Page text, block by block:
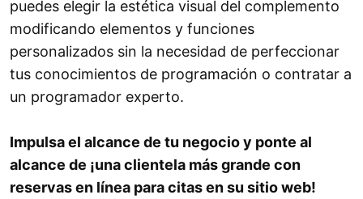
puedes elegir la estética visual del complemento
modificando elementos y funciones
personalizados sin la necesidad de perfeccionar
tus conocimientos de programación o contratar a
un programador experto.
Impulsa el alcance de tu negocio y ponte al
alcance de ¡una clientela más grande con
reservas en línea para citas en su sitio web!